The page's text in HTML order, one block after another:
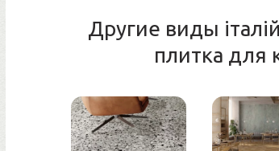
Другие виды
плитка для